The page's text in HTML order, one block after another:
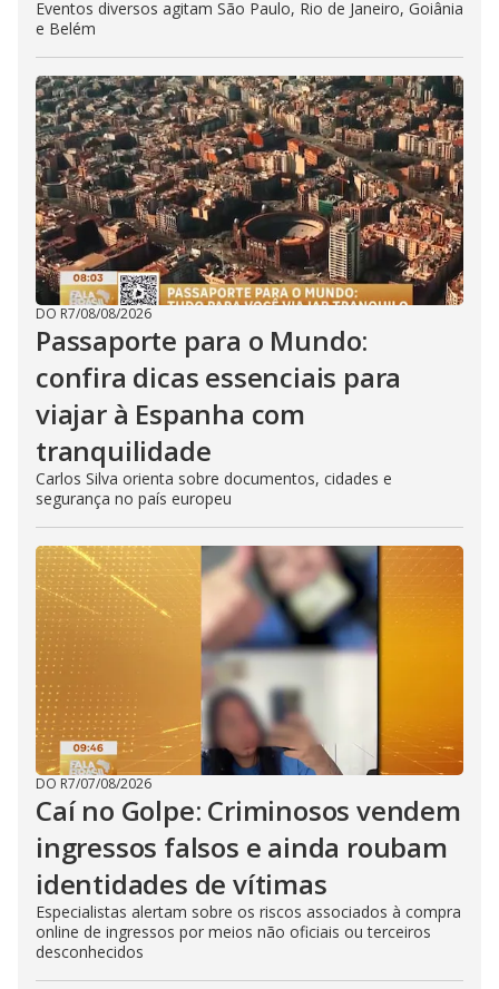
Eventos diversos agitam São Paulo, Rio de Janeiro, Goiânia
e Belém
DO R7/08/08/2026
Passaporte para o Mundo:
confira dicas essenciais para
viajar à Espanha com
tranquilidade
Carlos Silva orienta sobre documentos, cidades e
segurança no país europeu
DO R7/07/08/2026
Caí no Golpe: Criminosos vendem
ingressos falsos e ainda roubam
identidades de vítimas
Especialistas alertam sobre os riscos associados à compra
online de ingressos por meios não oficiais ou terceiros
desconhecidos